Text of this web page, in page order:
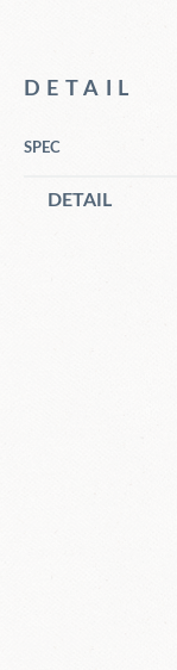
DETAIL
SPEC
DETAIL